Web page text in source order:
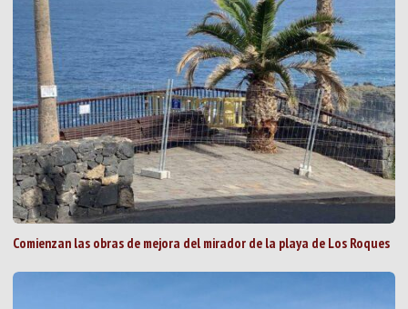
Comienzan las obras de mejora del mirador de la playa de Los Roques